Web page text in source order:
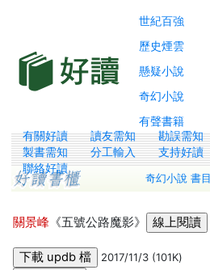
世紀百強
歷史煙雲
懸疑小說
奇幻小說
有聲書籍
有關好讀 讀友需知
勘誤需知
製書需知
分工輸入
支持好讀
聯絡好讀
奇幻小說 書目
關景峰 《五號公路魔影》
2017/11/3 (101K)